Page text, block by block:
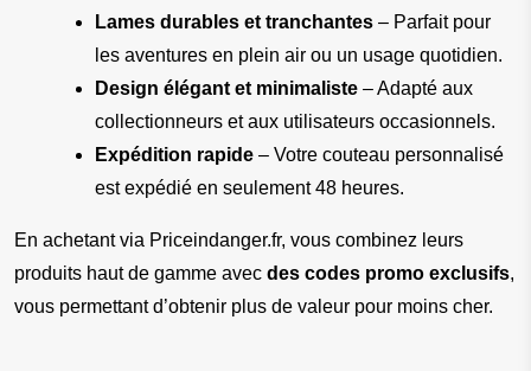
Lames durables et tranchantes – Parfait pour
les aventures en plein air ou un usage quotidien.
Design élégant et minimaliste – Adapté aux
collectionneurs et aux utilisateurs occasionnels.
Expédition rapide – Votre couteau personnalisé
est expédié en seulement 48 heures.
En achetant via Priceindanger.fr, vous combinez leurs
produits haut de gamme avec des codes promo exclusifs,
vous permettant d’obtenir plus de valeur pour moins cher.